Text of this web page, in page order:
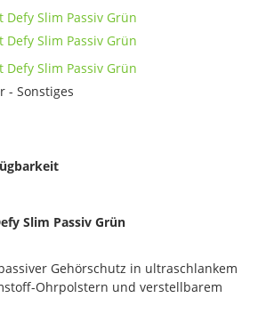
- Sonstiges
Slim Passiv Grün
Gehörschutz in ultraschlankem
Ohrpolstern und verstellbarem